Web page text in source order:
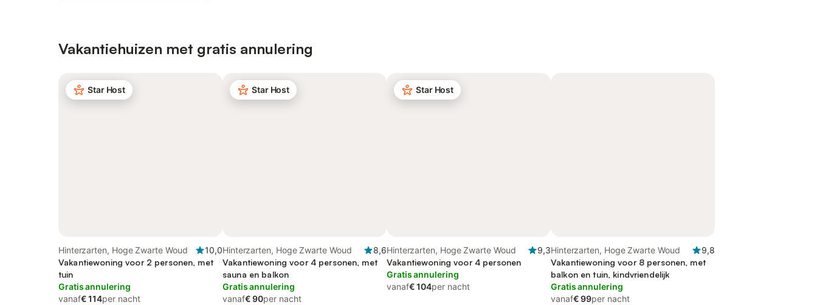
Vakantiehuizen met gratis annulering
Star Host
Hinterzarten, Hoge Zwarte Woud
10,0
Vakantiewoning voor 2 personen, met
tuin
Gratis annulering
vanaf€ 114per nacht
Star Host
Hinterzarten, Hoge Zwarte Woud
8,6
Vakantiewoning voor 4 personen, met
sauna en balkon
Gratis annulering
vanaf€ 90per nacht
Star Host
Hinterzarten, Hoge Zwarte Woud
9,3
Vakantiewoning voor 4 personen
Gratis annulering
vanaf€ 104per nacht
Hinterzarten, Hoge Zwarte Woud
9,8
Vakantiewoning voor 8 personen, met
balkon en tuin, kindvriendelijk
Gratis annulering
vanaf€ 99per nacht